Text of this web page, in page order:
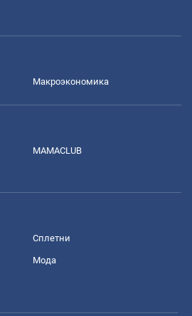
Mакроэкономика
MAMACLUB
Сплетни
Мода